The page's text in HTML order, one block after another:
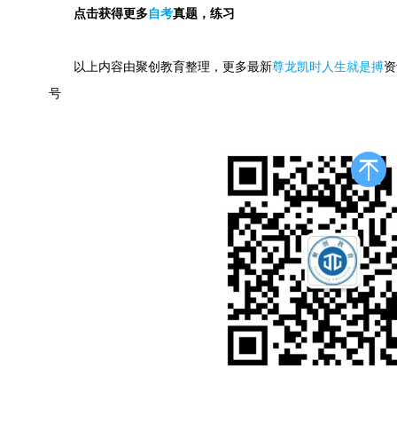
点击获得更多自考真题，练习
以上内容由聚创教育整理，更多最新尊龙凯时人生就是搏
号